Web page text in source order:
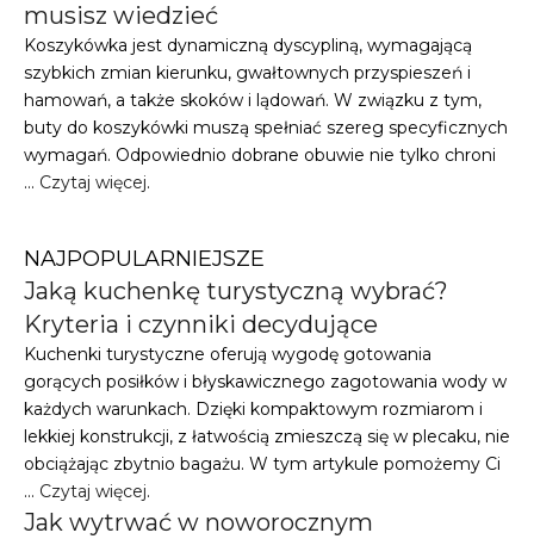
musisz wiedzieć
Koszykówka jest dynamiczną dyscypliną, wymagającą
szybkich zmian kierunku, gwałtownych przyspieszeń i
hamowań, a także skoków i lądowań. W związku z tym,
buty do koszykówki muszą spełniać szereg specyficznych
wymagań. Odpowiednio dobrane obuwie nie tylko chroni
… Czytaj więcej.
NAJPOPULARNIEJSZE
Jaką kuchenkę turystyczną wybrać?
Kryteria i czynniki decydujące
Kuchenki turystyczne oferują wygodę gotowania
gorących posiłków i błyskawicznego zagotowania wody w
każdych warunkach. Dzięki kompaktowym rozmiarom i
lekkiej konstrukcji, z łatwością zmieszczą się w plecaku, nie
obciążając zbytnio bagażu. W tym artykule pomożemy Ci
… Czytaj więcej.
Jak wytrwać w noworocznym